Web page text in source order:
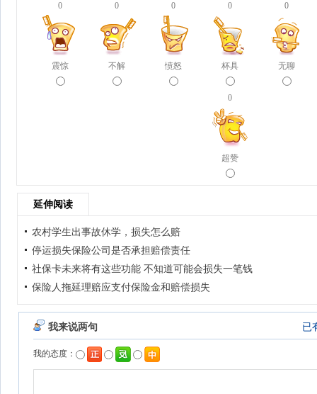
0
震惊
0
不解
0
愤怒
0
杯具
0
无聊
0
超赞
延伸阅读
农村学生出事故休学，损失怎么赔
停运损失保险公司是否承担赔偿责任
社保卡未来将有这些功能 不知道可能会损失一笔钱
保险人拖延理赔应支付保险金和赔偿损失